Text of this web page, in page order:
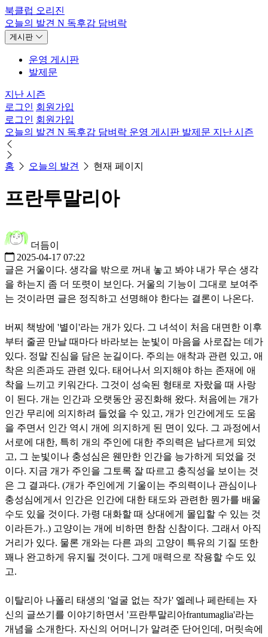
북클럽 오리진
오늘의 발견 N 독후감 담벼락
게시판
운영 게시판
발제문
지난 시즌
로그인 회원가입
로그인 회원가입
오늘의 발견 N 독후감 담벼락 운영 게시판 발제문 지난 시즌
홈 오늘의 발견 현재 페이지
프란투말리아
더듬이
2025-04-17 07:22
글은 거울이다. 생각을 밖으로 꺼내 놓고 봐야 내가 무슨 생각
을 하는지 좀 더 또렷이 보인다. 거울의 기능이 그대로 보여주
는 것이라면 글은 정직하고 선명해야 한다는 결론이 나온다.
버찌 책방에 '별이'라는 개가 있다. 그 녀석이 처음 대면한 이후
부터 줄곧 만날 때마다 바라보는 눈빛이 마음을 사로잡는 데가
있다. 정말 진심을 담은 눈길이다. 주의는 애착과 관련 있고, 애
착은 의존과도 관련 있다. 태어나서 의지해야 하는 존재에 애
착을 느끼고 키워간다. 그것이 성숙된 형태로 자랐을 때 사랑
이 된다. 개는 인간과 오랫동안 공진화해 왔다. 처음에는 개가
인간 무리에 의지하려 들었을 수 있고, 개가 인간에게도 도움
을 주면서 인간 역시 개에 의지하게 된 면이 있다. 그 과정에서
서로에 대한, 특히 개의 주인에 대한 주의력은 남다르게 되었
고, 그 눈빛이나 충성심은 웬만한 인간을 능가하게 되었을 것
이다. 지금 개가 주인을 그토록 잘 따르고 충직성을 보이는 것
은 그 결과다. (개가 주인에게 기울이는 주의력이나 관심이나
충성심에게서 인간은 인간에 대한 태도와 관련한 뭔가를 배울
수도 있을 것이다. 가령 대화할 때 상대에게 몰입할 수 있는 것
이라든가..) 고양이는 개에 비하면 한참 신참이다. 그래서 아직
거리가 있다. 물론 개와는 다른 과의 고양이 특유의 기질 또한
꽤나 완고하게 유지될 것이다. 그게 매력으로 작용할 수도 있
고.
이탈리아 나폴리 태생의 '얼굴 없는 작가' 엘레나 페란테는 자
신의 글쓰기를 이야기하면서 '프란투말리아frantumaglia'라는
개념을 소개한다. 자신의 어머니가 알려준 단어인데, 머릿속에